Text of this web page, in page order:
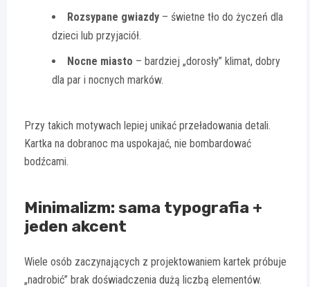
Rozsypane gwiazdy – świetne tło do życzeń dla
dzieci lub przyjaciół.
Nocne miasto – bardziej „dorosły” klimat, dobry
dla par i nocnych marków.
Przy takich motywach lepiej unikać przeładowania detali.
Kartka na dobranoc ma uspokajać, nie bombardować
bodźcami.
Minimalizm: sama typografia +
jeden akcent
Wiele osób zaczynających z projektowaniem kartek próbuje
„nadrobić” brak doświadczenia dużą liczbą elementów.